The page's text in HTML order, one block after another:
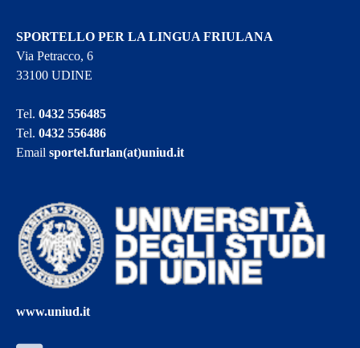
SPORTELLO PER LA LINGUA FRIULANA
Via Petracco, 6
33100 UDINE
Tel.0432 556485
Tel.0432 556486
Emailsportel.furlan(at)uniud.it
www.uniud.it